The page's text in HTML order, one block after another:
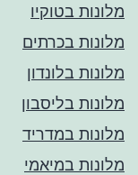
מלונות בטוקיו
מלונות בכרתים
מלונות בלונדון
מלונות בליסבון
מלונות במדריד
מלונות במיאמי